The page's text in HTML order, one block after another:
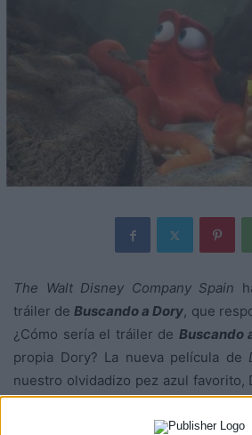
The Walt Disney Company Spain
tráiler de Buscando a Dory, que
¿Cómo sería el tráiler de Buscando
propia Dory? La nueva película de
nuestro olvidadizo pez azul favorito,
Nemo y Marlin en la búsqueda de